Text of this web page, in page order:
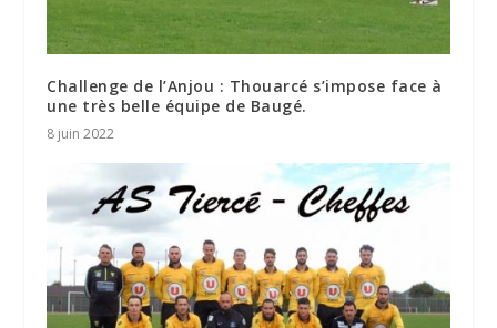
Challenge de l’Anjou : Thouarcé s’impose face à
une très belle équipe de Baugé.
8 juin 2022